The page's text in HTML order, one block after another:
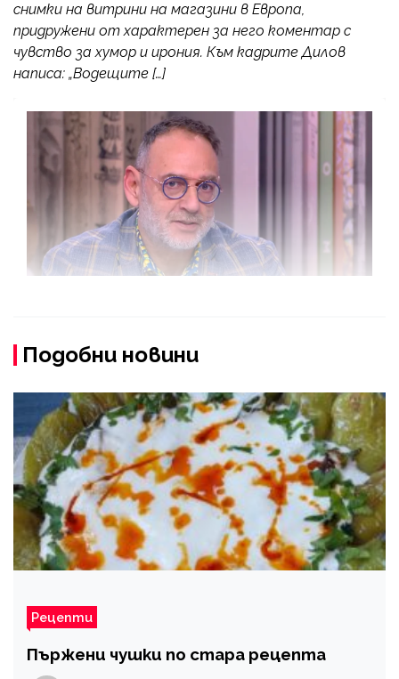
снимки на витрини на магазини в Европа,
придружени от характерен за него коментар с
чувство за хумор и ирония. Към кадрите Дилов
написа: „Водещите […]
Подобни новини
Рецепти
Пържени чушки по стара рецепта